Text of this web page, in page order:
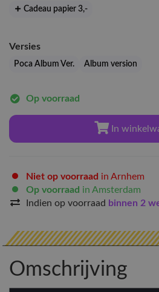
Cadeau papier 3,-
Versies
Poca Album Ver. Album version
Op voorraad
In
Niet op voorraad in Arnhem
Op voorraad in Amsterdam
Indien op voorraad binnen 2
Omschrijving